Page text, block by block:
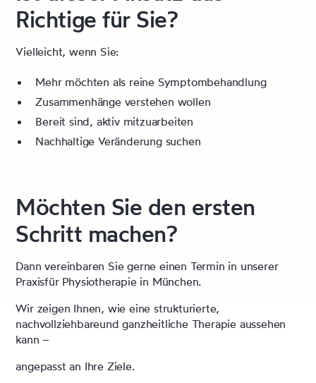
Richtige für Sie?
Vielleicht, wenn Sie:
Mehr möchten als reine Symptombehandlung
Zusammenhänge verstehen wollen
Bereit sind, aktiv mitzuarbeiten
Nachhaltige Veränderung suchen
Möchten Sie den ersten
Schritt machen?
Dann vereinbaren Sie gerne einen Termin in unserer
Praxisfür Physiotherapie in München.
Wir zeigen Ihnen, wie eine strukturierte,
nachvollziehbareund ganzheitliche Therapie aussehen
kann –
angepasst an Ihre Ziele.